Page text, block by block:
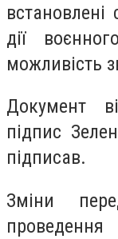
дії
можливість
Документ
підпис
підписав.
Зміни